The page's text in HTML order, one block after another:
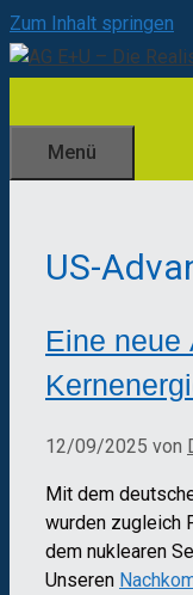
Zum Inhalt springen
Menü
US-
Eine neue
12/09/2025 von
Mit dem
wurden zugleich
dem nuklearen
Unseren